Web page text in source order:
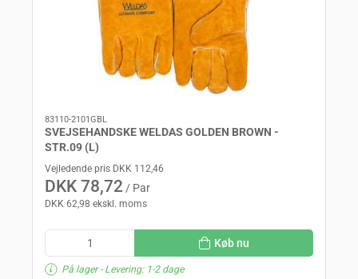
83110-2101GBL
SVEJSEHANDSKE WELDAS GOLDEN BROWN -
STR.09 (L)
Vejledende pris DKK 112,46
DKK 78,72 / Par
DKK 62,98 ekskl. moms
Køb nu
På lager- Levering: 1-2 dage